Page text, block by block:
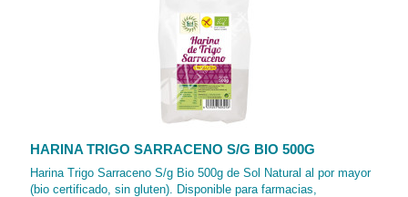
HARINA TRIGO SARRACENO S/G BIO 500G
Harina Trigo Sarraceno S/g Bio 500g de Sol Natural al por mayor
(bio certificado, sin gluten). Disponible para farmacias,